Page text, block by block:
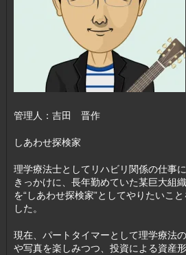
管理人：吉田 晋作
しあわせ探検家
理学療法士としてリハビリ関係の仕事
きっかけに、長年勤めていた某巨大組
を“しあわせ探検家”としてやりたいこ
した。
現在、パートタイマーとして理学療法
や写真を楽しみつつ、投資による資産